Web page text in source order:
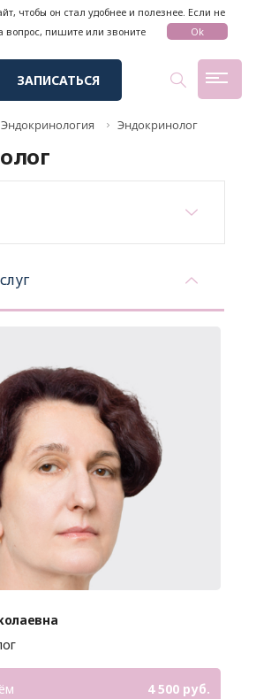
чтобы он стал удобнее и полезнее. Если не
вопрос, пишите или звоните
Ok
ЗАПИСАТЬСЯ
Эндокринология Эндокринолог
4 500 руб.